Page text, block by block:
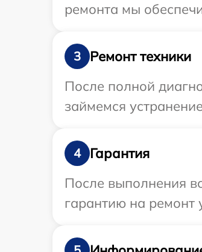
ремонта мы
3
Ремонт техники
После полной
займемся
4
Гарантия
После выполнения
гарантию на ремонт